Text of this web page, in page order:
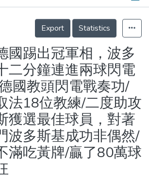
Details
Export
Statistics
國踢出冠軍相，波多
二分鐘連進兩球閃電
國教頭閃電戰奏功/
法18位教練/二度助攻
獲選最佳球員，對著
波多斯基成功非偶然/
滿吃黃牌/贏了80萬球